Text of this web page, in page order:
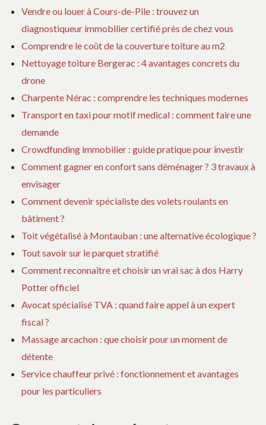
Vendre ou louer à Cours-de-Pile : trouvez un
diagnostiqueur immobilier certifié près de chez vous
Comprendre le coût de la couverture toiture au m2
Nettoyage toiture Bergerac : 4 avantages concrets du
drone
Charpente Nérac : comprendre les techniques modernes
Transport en taxi pour motif medical : comment faire une
demande
Crowdfunding immobilier : guide pratique pour investir
Comment gagner en confort sans déménager ? 3 travaux à
envisager
Comment devenir spécialiste des volets roulants en
bâtiment ?
Toit végétalisé à Montauban : une alternative écologique ?
Tout savoir sur le parquet stratifié
Comment reconnaître et choisir un vrai sac à dos Harry
Potter officiel
Avocat spécialisé TVA : quand faire appel à un expert
fiscal ?
Massage arcachon : que choisir pour un moment de
détente
Service chauffeur privé : fonctionnement et avantages
pour les particuliers